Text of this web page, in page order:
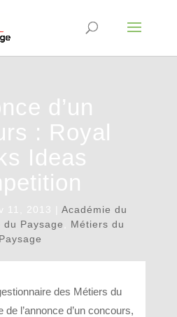
d’un
: Royal
Ideas
11, 2013
Académie du
du Paysage
Métiers du
Paysage
des Métiers du
l’annonce d’un concours,